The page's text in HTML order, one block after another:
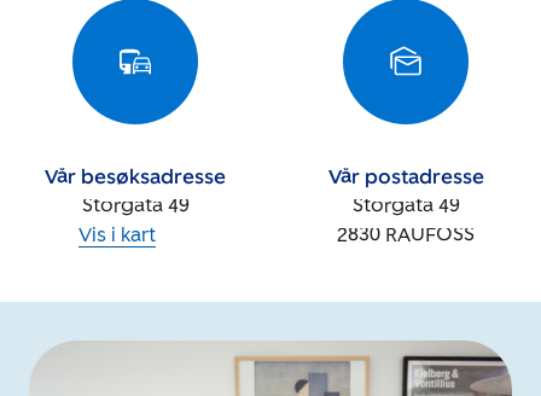
Vår besøksadresse
Storgata 49
Vis i kart
Vår postadresse
Storgata 49
2830 RAUFOSS